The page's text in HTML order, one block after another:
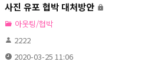
사진 유포 협박 대처방안
아웃팅/협박
2222
2020-03-25 11:06